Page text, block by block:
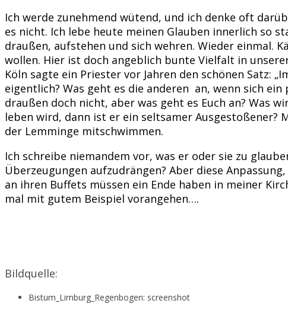
Ich werde zunehmend wütend, und ich denke oft
es nicht. Ich lebe heute meinen Glauben innerlich so
draußen, aufstehen und sich wehren. Wieder einmal.
wollen. Hier ist doch angeblich bunte Vielfalt in
Köln sagte ein Priester vor Jahren den schönen Satz:
eigentlich? Was geht es die anderen an, wenn sich
draußen doch nicht, aber was geht es Euch an? Was
leben wird, dann ist er ein seltsamer
der Lemminge mitschwimmen.
Ich schreibe niemandem vor, was er oder sie zu
Überzeugungen aufzudrängen? Aber diese
an ihren Buffets müssen ein Ende haben in meiner
mal mit gutem Beispiel vorangehen….
Bildquelle:
Bistum_Limburg_Regenbogen: screenshot